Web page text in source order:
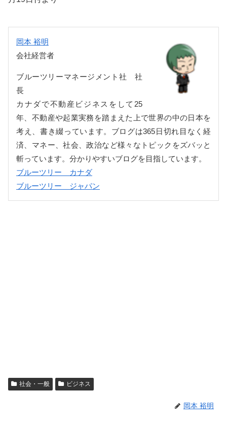
岡本 裕明
会社経営者
ブルーツリーマネージメント社 社
長
カナダで不動産ビジネスをして25
年、不動産や起業実務を踏まえた上で世界の中の日本を
考え、書き綴っています。ブログは365日切れ目なく経
済、マネー、社会、政治など様々なトピックをズバッと
斬っています。分かりやすいブログを目指しています。
ブルーツリー カナダ
ブルーツリー ジャパン
社会・一般 ビジネス
岡本 裕明